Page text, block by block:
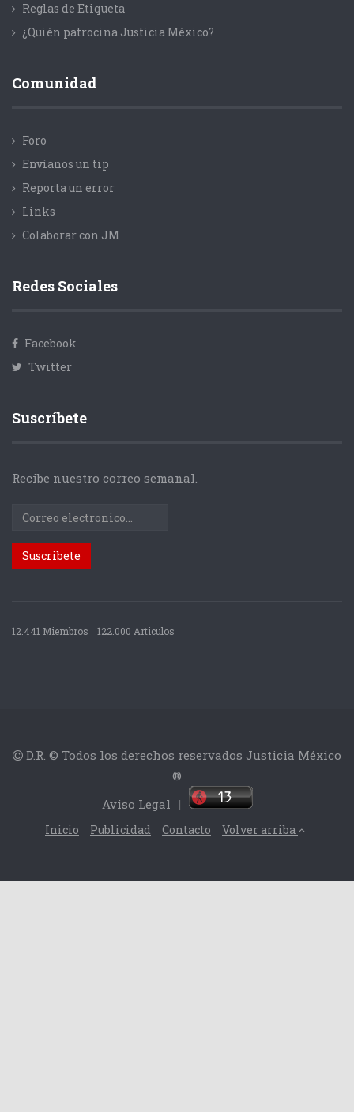
Reglas de Etiqueta
¿Quién patrocina Justicia México?
Comunidad
Foro
Envíanos un tip
Reporta un error
Links
Colaborar con JM
Redes Sociales
Facebook
Twitter
Suscríbete
Recibe nuestro correo semanal.
12.441 Miembros 122.000 Articulos
D.R. © Todos los derechos reservados Justicia México
®
Aviso Legal |
Inicio Publicidad Contacto Volver arriba